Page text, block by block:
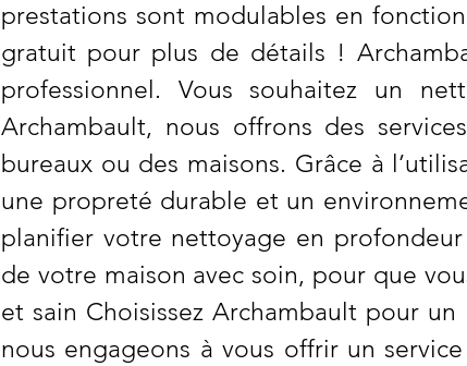
prestations sont modulables en
gratuit pour plus de détails !
professionnel. Vous souhaitez un
Archambault, nous offrons des
bureaux ou des maisons. Grâce à
une propreté durable et un
planifier votre nettoyage en
de votre maison avec soin, pour que
et sain Choisissez Archambault pour
nous engageons à vous offrir un